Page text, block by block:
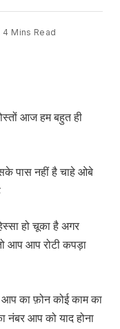
4 Mins Read
आज हम बहुत ही
पास नहीं है चाहे ओबे
हो चूका है अगर
आप आप रोटी कपड़ा
का फ़ोन कोई काम का
आप को याद होना